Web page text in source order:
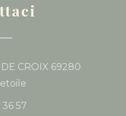
CROIX 69280
((apre una nuova
36 57